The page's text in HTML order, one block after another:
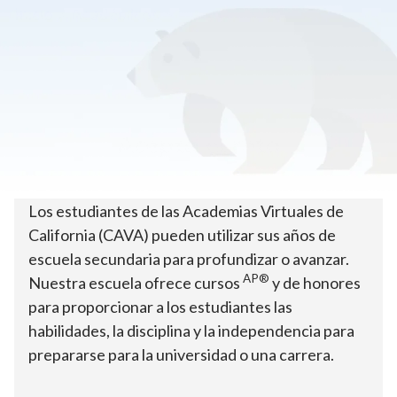
Los estudiantes de las Academias Virtuales de
California (CAVA) pueden utilizar sus años de
escuela secundaria para profundizar o avanzar.
Nuestra escuela ofrece cursos AP® y de honores
para proporcionar a los estudiantes las
habilidades, la disciplina y la independencia para
prepararse para la universidad o una carrera.